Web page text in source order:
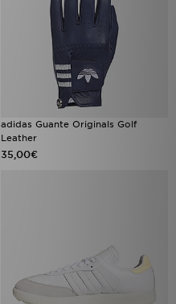
adidas Guante Originals Golf
Leather
35,00€